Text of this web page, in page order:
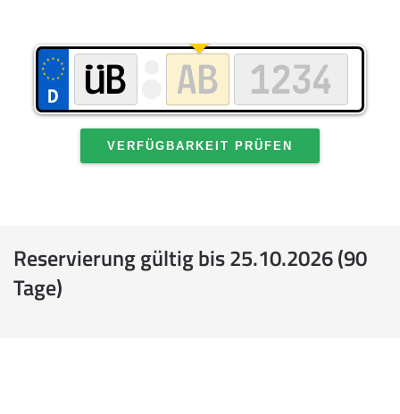
VERFÜGBARKEIT PRÜFEN
Reservierung gültig bis 25.10.2026 (90
Tage)